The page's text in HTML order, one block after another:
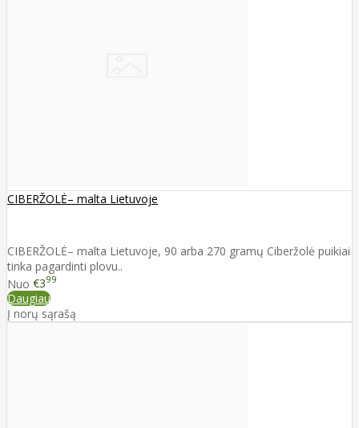
CIBERŽOLĖ– malta Lietuvoje
CIBERŽOLĖ– malta Lietuvoje, 90 arba 270 gramų Ciberžolė puikiai
tinka pagardinti plovu..
Nuo €399
Daugiau
Į norų sąrašą